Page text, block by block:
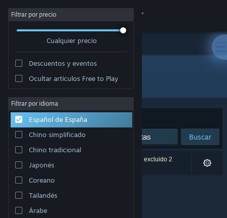
Iniciar sesión
Acerca de
Soporte
Cambiar idioma
Descargar Steam Mobile
Ver versión clásica
Filtrar por precio
Cualquier precio
Descuentos y eventos
Ocultar artículos Free to Play
Filtrar por idioma
Español de España
Chino simplificado
Chino tradicional
Japonés
Coreano
Tailandés
Árabe
Desarrollador: Ran
Ordenar por Relevancia
Buscar
0 resultados coinciden con la búsqueda. Se han excluido 2
títulos basándose en tus preferencias.